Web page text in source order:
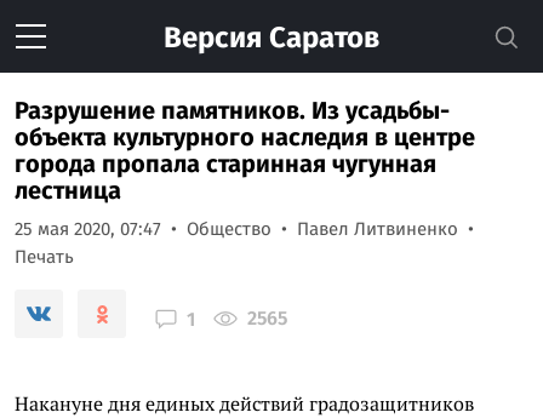
Версия Саратов
Разрушение памятников. Из усадьбы-
объекта культурного наследия в центре
города пропала старинная чугунная
лестница
25 мая 2020, 07:47 Общество
Павел Литвиненко
Печать
1 2565
Накануне дня единых действий градозащитников